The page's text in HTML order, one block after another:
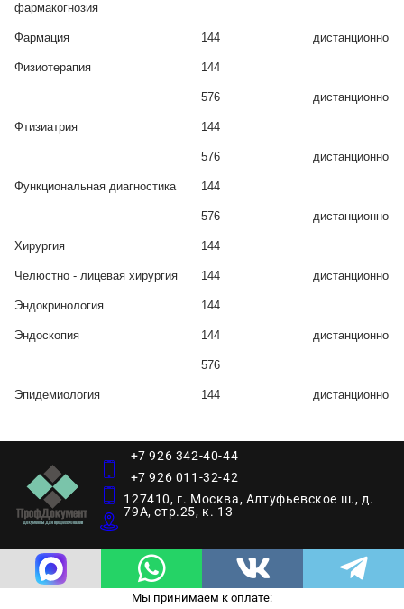
фармакогнозия
Фармация 144 дистанционно
Физиотерапия 144
576 дистанционно
Фтизиатрия 144
576 дистанционно
Функциональная диагностика 144
576 дистанционно
Хирургия 144
Челюстно - лицевая хирургия 144 дистанционно
Эндокринология 144
Эндоскопия 144 дистанционно
576
Эпидемиология 144 дистанционно
+7 926 342-40-44
+7 926 011-32-42
127410, г. Москва, Алтуфьевское ш., д.
79А, стр.25, к. 13​
Мы принимаем к оплате: